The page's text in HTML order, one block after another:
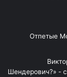
Отпетые
Шендерович?» -